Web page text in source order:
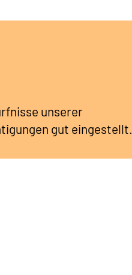
unserer
gut eingestellt.